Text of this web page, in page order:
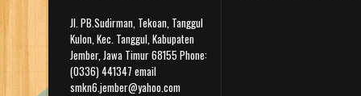
Jl. PB.Sudirman, Tekoan, Tanggul
Kulon, Kec. Tanggul, Kabupaten
Jember, Jawa Timur 68155 Phone:
(0336) 441347 email
smkn6.jember@yahoo.com